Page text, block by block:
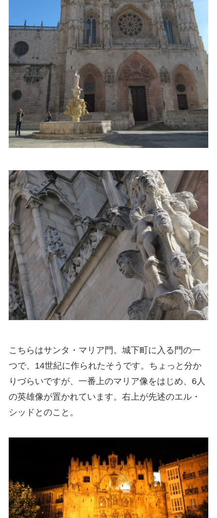
こちらはサンタ・マリア門。城下町に入る門の一
つで、14世紀に作られたそうです。ちょっと分か
りづらいですが、一番上のマリア像をはじめ、6人
の英雄像が置かれています。右上が先述のエル・
シッドとのこと。